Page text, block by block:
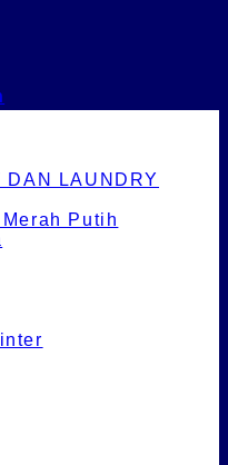
DAN LAUNDRY
Putih